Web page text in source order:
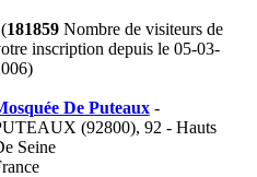
(181859Nombre de visiteurs de
inscription depuis le 05-03-
De Puteaux-
(92800), 92 - Hauts
Seine